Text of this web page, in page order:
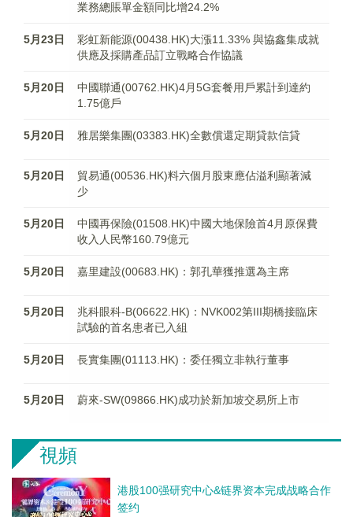
業務總賬單金額同比增24.2%
5月23日
彩虹新能源(00438.HK)大漲11.33% 與協鑫集成就
供應及採購產品訂立戰略合作協議
5月20日
中國聯通(00762.HK)4月5G套餐用戶累計到達約
1.75億戶
5月20日 雅居樂集團(03383.HK)全數償還定期貸款信貸
5月20日
貿易通(00536.HK)料六個月股東應佔溢利顯著減
少
5月20日
中國再保險(01508.HK)中國大地保險首4月原保費
收入人民幣160.79億元
5月20日 嘉里建設(00683.HK)：郭孔華獲推選為主席
5月20日
兆科眼科-B(06622.HK)：NVK002第III期橋接臨床
試驗的首名患者已入組
5月20日 長實集團(01113.HK)：委任獨立非執行董事
5月20日 蔚來-SW(09866.HK)成功於新加坡交易所上市
視頻
港股100强研究中心&链界资本完成战略合作
签约